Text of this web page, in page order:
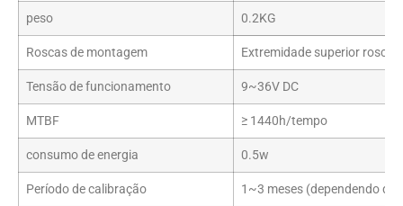
peso 0.2KG
Roscas de montagem Extremidade superior rosca
Tensão de funcionamento 9~36V DC
MTBF ≥ 1440h/tempo
consumo de energia 0.5w
Período de calibração 1~3 meses (dependendo do